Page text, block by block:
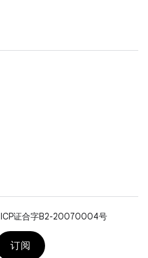
ICP证合字B2-20070004号
订阅